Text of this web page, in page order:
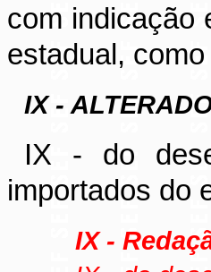
com indicação
estadual,
IX -
IX - do
importados do
IX -